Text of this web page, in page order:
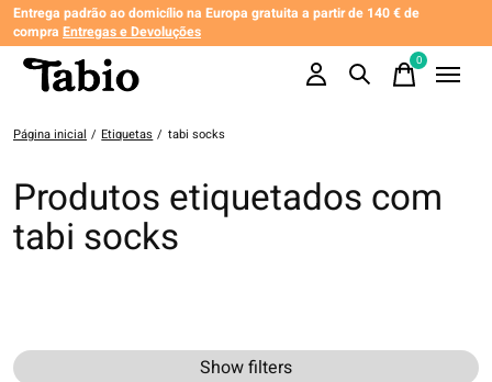
Entrega padrão ao domicílio na Europa gratuita a partir de 140 € de
compra Entregas e Devoluções
0items
Página inicial / Etiquetas / tabi socks
Produtos etiquetados com
tabi socks
Show filters